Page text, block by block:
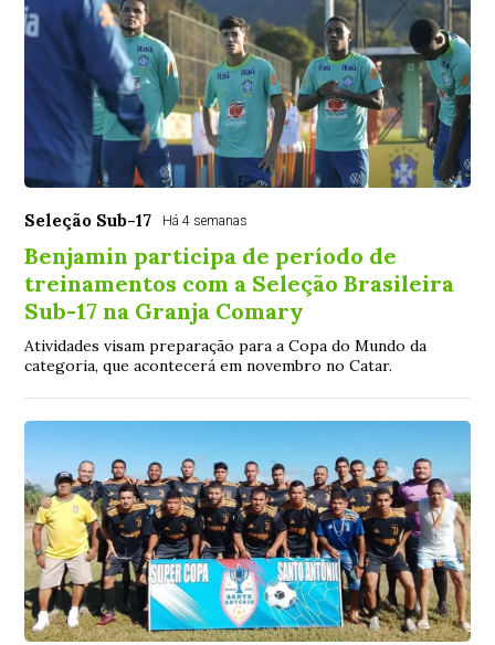
Seleção Sub-17 Há 4 semanas
Benjamin participa de período de
treinamentos com a Seleção Brasileira
Sub-17 na Granja Comary
Atividades visam preparação para a Copa do Mundo da
categoria, que acontecerá em novembro no Catar.